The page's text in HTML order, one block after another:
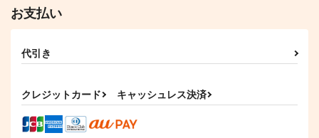
お支払い
代引き
クレジットカード キャッシュレス決済